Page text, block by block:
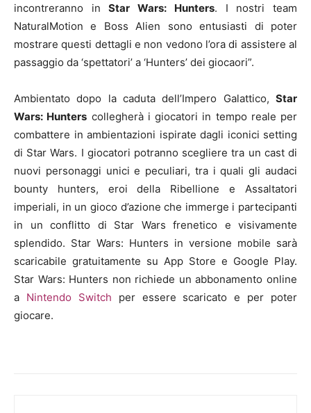
incontreranno inStar Wars: Hunters. I nostri team
NaturalMotion e Boss Alien sono entusiasti di poter
mostrare questi dettagli e non vedono l’ora di assistere al
passaggio da ‘spettatori’ a ‘Hunters’ dei giocaori”.
Ambientato dopo la caduta dell’Impero Galattico, Star
Wars: Hunters collegherà i giocatori in tempo reale per
combattere in ambientazioni ispirate dagli iconici setting
di Star Wars. I giocatori potranno scegliere tra un cast di
nuovi personaggi unici e peculiari, tra i quali gli audaci
bounty hunters, eroi della Ribellione e Assaltatori
imperiali, in un gioco d’azione che immerge i partecipanti
in un conflitto di Star Wars frenetico e visivamente
splendido. Star Wars: Hunters in versione mobile sarà
scaricabile gratuitamente su App Store e Google Play.
Star Wars: Hunters non richiede un abbonamento online
a Nintendo Switch per essere scaricato e per poter
giocare.